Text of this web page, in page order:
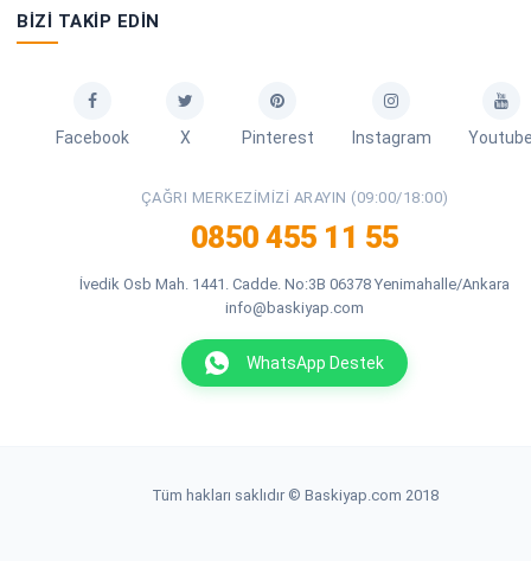
BIZI TAKIP EDIN
Facebook X Pinterest Instagram
ÇAĞRI MERKEZIMIZI ARAYIN (09:00/18:00)
0850 455 11 55
İvedik Osb Mah. 1441. Cadde. No:3B 06378 Yenimahalle/Ankara
info@baskiyap.com
WhatsApp Destek
Tüm hakları saklıdır © Baskiyap.com 2018